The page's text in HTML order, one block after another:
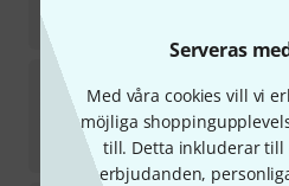
Serveras
Med våra cookies vill vi
möjliga
till. Detta inkluderar till
erbjudanden,
5
i lager
324 kr